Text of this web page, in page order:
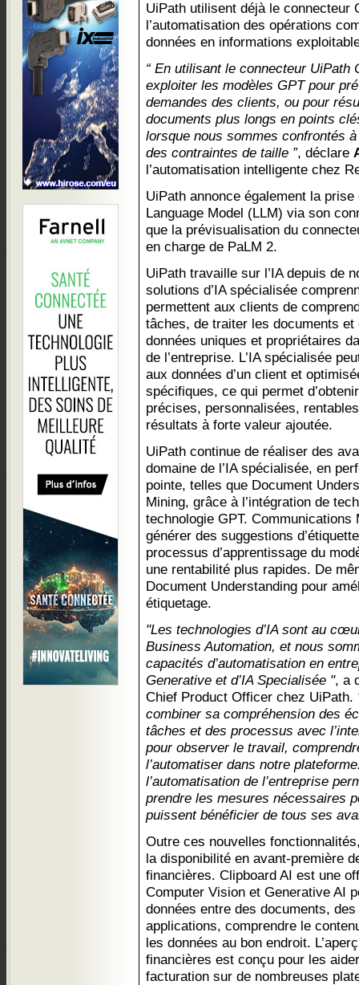
UiPath utilisent déjà le connecteur
l’automatisation des opérations
données en informations
“ En utilisant le connecteur UiPath
exploiter les modèles GPT pour
demandes des clients, ou pour
documents plus longs en points
lorsque nous sommes confrontés
des contraintes de taille ”, déclare
l’automatisation intelligente chez
UiPath annonce également la
Language Model (LLM) via son
que la prévisualisation du
en charge de PaLM 2.
UiPath travaille sur l’IA depuis de
solutions d’IA spécialisée
permettent aux clients de
tâches, de traiter les documents et
données uniques et propriétaires
de l’entreprise. L’IA spécialisée
aux données d’un client et
spécifiques, ce qui permet
précises, personnalisées,
résultats à forte valeur ajoutée.
UiPath continue de réaliser des
domaine de l’IA spécialisée, en
pointe, telles que Document
Mining, grâce à l’intégration de
technologie GPT. Communications
générer des suggestions
processus d’apprentissage du
une rentabilité plus rapides. De
Document Understanding pour
étiquetage.
"Les technologies d’IA sont au
Business Automation, et nous
capacités d’automatisation en
Generative et d’IA Specialisée ", a
Chief Product Officer chez UiPath.
combiner sa compréhension des
tâches et des processus avec
pour observer le travail,
l’automatiser dans notre
l’automatisation de l’entreprise
prendre les mesures nécessaires
puissent bénéficier de tous ses
Outre ces nouvelles
la disponibilité en avant-première
financières. Clipboard AI est une
Computer Vision et Generative AI
données entre des documents,
applications, comprendre le
les données au bon endroit.
financières est conçu pour les
facturation sur de nombreuses